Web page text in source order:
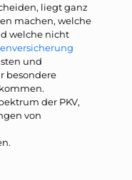
liegt ganz
machen, welche
welche nicht
und
besondere
der PKV,
von